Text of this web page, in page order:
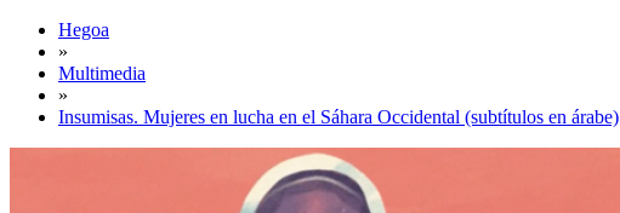
Hegoa
»
Multimedia
»
Insumisas. Mujeres en lucha en el Sáhara Occidental (subtítulos en árabe)